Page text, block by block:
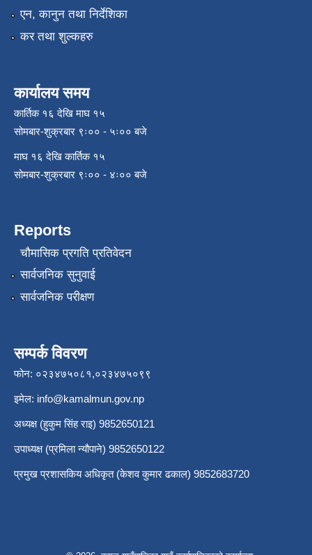
एन, कानुन तथा निर्देशिका
कर तथा शुल्कहरु
कार्यालय समय
कार्तिक १६ देखि माघ १५
सोमबार-शुक्रबार ९ः०० - ५ः०० बजे
माघ १६ देखि कार्तिक १५
सोमबार-शुक्रबार ९ः०० - ४ः०० बजे
Reports
चौमासिक प्रगति प्रतिवेदन
सार्वजनिक सुनुवाई
सार्वजनिक परीक्षण
सम्पर्क विवरण
फोन: ०२३४७५०८१,०२३४७५०९९
इमेल: info@kamalmun.gov.np
अध्यक्ष (हुकुम सिंह राइ) 9852650121
उपाध्यक्ष (प्रमिला न्यौपाने) 9852650122
प्रमुख प्रशासकिय अधिकृत (केशव कुमार ढकाल) 9852683720